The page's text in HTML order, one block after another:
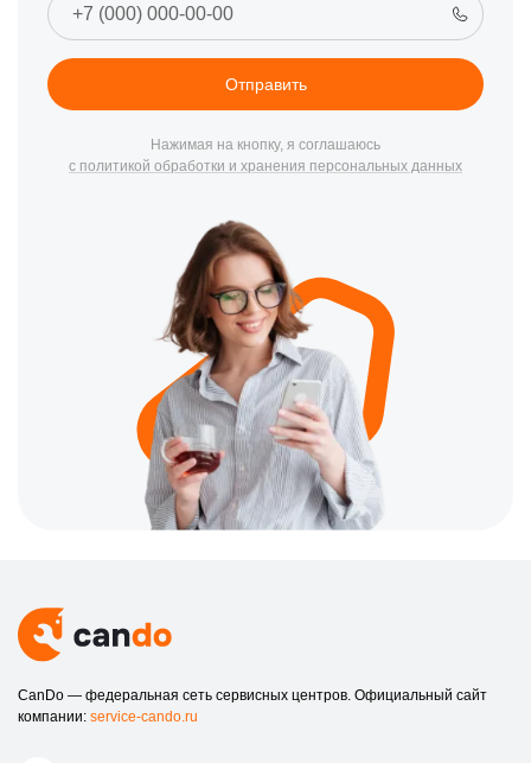
Отправить
Нажимая на кнопку, я соглашаюсь
с политикой обработки и хранения персональных данных
CanDo — федеральная сеть сервисных центров. Официальный сайт
компании: service-cando.ru